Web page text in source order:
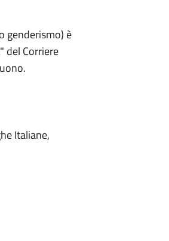
genderismo) è
del Corriere
Italiane,